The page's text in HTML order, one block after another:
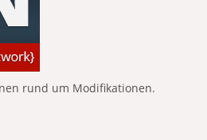
rund um Modifikationen.